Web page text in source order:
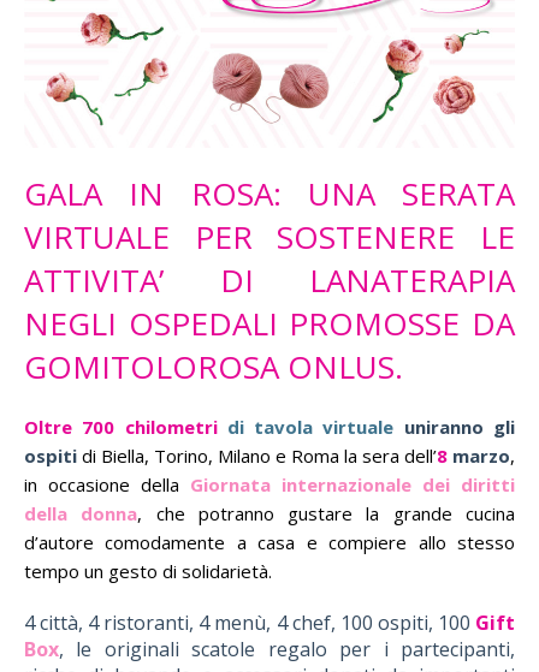
GALA IN ROSA: UNA SERATA
VIRTUALE PER SOSTENERE LE
ATTIVITA’ DI LANATERAPIA
NEGLI OSPEDALI PROMOSSE DA
GOMITOLOROSA ONLUS.
Oltre 700 chilometri di tavola virtuale uniranno gli
ospiti di Biella, Torino, Milano e Roma la sera dell’8 marzo,
in occasione della Giornata internazionale dei diritti
della donna, che potranno gustare la grande cucina
d’autore comodamente a casa e compiere allo stesso
tempo un gesto di solidarietà.
4 città, 4 ristoranti, 4 menù, 4 chef, 100 ospiti, 100 Gift
Box, le originali scatole regalo per i partecipanti,